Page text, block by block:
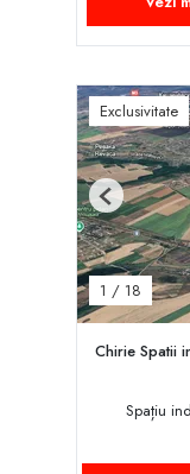
Exclusivitate
1 / 18
Previous
Chirie Spatii
Spațiu